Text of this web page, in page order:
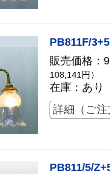
PB811F/
販売価格：
108,141円）
在庫：あり
詳細（ご
PB811/5/